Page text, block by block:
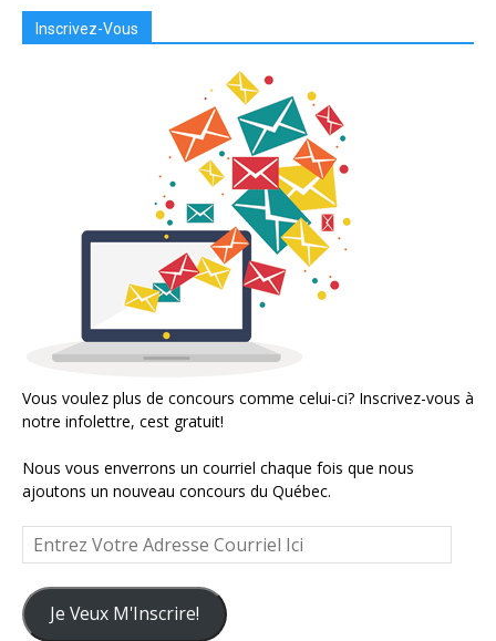
Inscrivez-Vous
Vous voulez plus de concours comme celui-ci? Inscrivez-vous à
notre infolettre, cest gratuit!
Nous vous enverrons un courriel chaque fois que nous
ajoutons un nouveau concours du Québec.
Entrez
Votre
Adresse
Courriel
Ici
Je Veux M'Inscrire!